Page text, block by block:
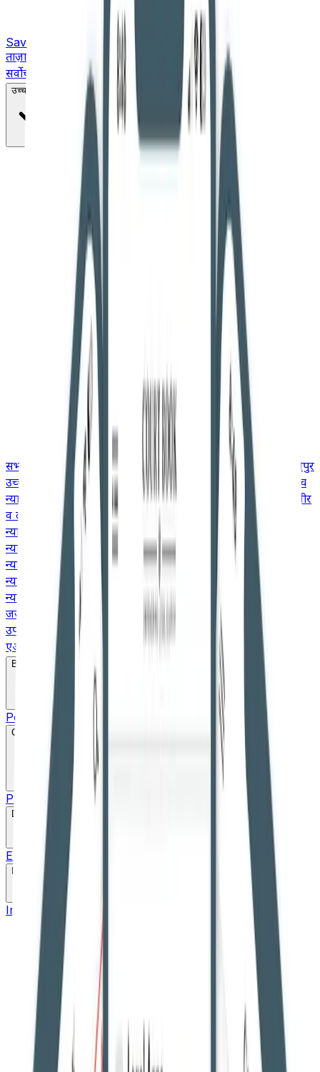
Saved
ताज़ा ख़बरें
सर्वोच्च न्यायालय
उच्च न्यायालय
सभी उच्च न्यायालयगुजरात उच्च न्यायालय उत्तराखंड उच्च न्यायालय
मणिपुर
उच्च न्यायालय मद्रास उच्च न्यायालय मध्य प्रदेश उच्च न्यायालय
केरल उच्च
न्यायालय
कर्नाटक उच्च न्यायालय झारखंड उच्च न्यायालय
जम्मू और कश्मीर
व लद्दाख उच्च न्यायालय
हिमाचल प्रदेश उच्च न्यायालय
मेघालय उच्च
न्यायालय
गुवाहाटी उच्च न्यायालय दिल्ली उच्च न्यायालय
छत्तीसगढ़ उच्च
न्यायालय
कलकत्ता उच्च न्यायालयबॉम्बे उच्च न्यायालय
आंध्र प्रदेश उच्च
न्यायालय
इलाहाबाद उच्च न्यायालयओडिशा उच्च न्यायालय
पटना उच्च
न्यायालय
पंजाब और हरियाणा उच्च न्यायालय
न्यायालय
तेलंगाना उच्च न्यायालय
जजमेंट
उपभोक्ता मामले
एआईबीई एवं नियुक्ति
Bare Act
Popular Search
Constitution
Parts Schedule 20+ Language pdf
Drafts
English Draft Gujarati Draft
Important Links High Courts